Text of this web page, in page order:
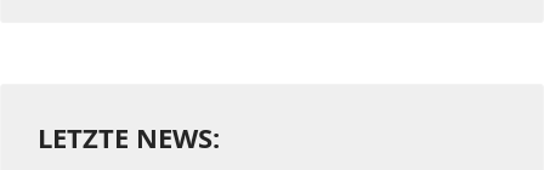
LETZTE NEWS: